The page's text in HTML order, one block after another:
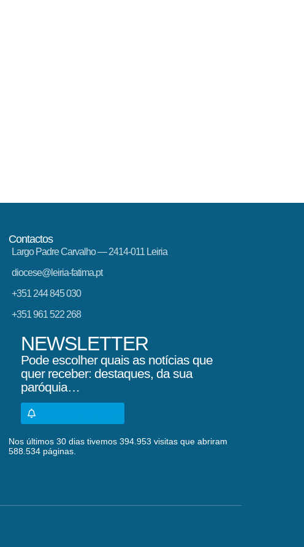
Contactos
Largo Padre Carvalho — 2414-011 Leiria
diocese@leiria-fatima.pt
+351 244 845 030
+351 961 522 268
NEWSLETTER
Pode escolher quais as notícias que
quer receber: destaques, da sua
paróquia…
Nos últimos 30 dias tivemos 394.953 visitas que abriram
588.534 páginas.